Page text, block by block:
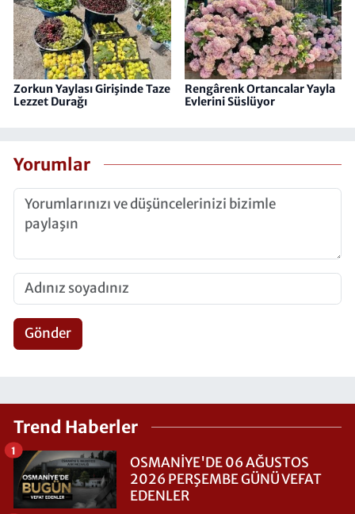
Zorkun Yaylası Girişinde Taze
Lezzet Durağı
Rengârenk Ortancalar Yayla
Evlerini Süslüyor
Yorumlar
Gönder
Trend Haberler
OSMANİYE'DE 06 AĞUSTOS
2026 PERŞEMBE GÜNÜ VEFAT
EDENLER
1